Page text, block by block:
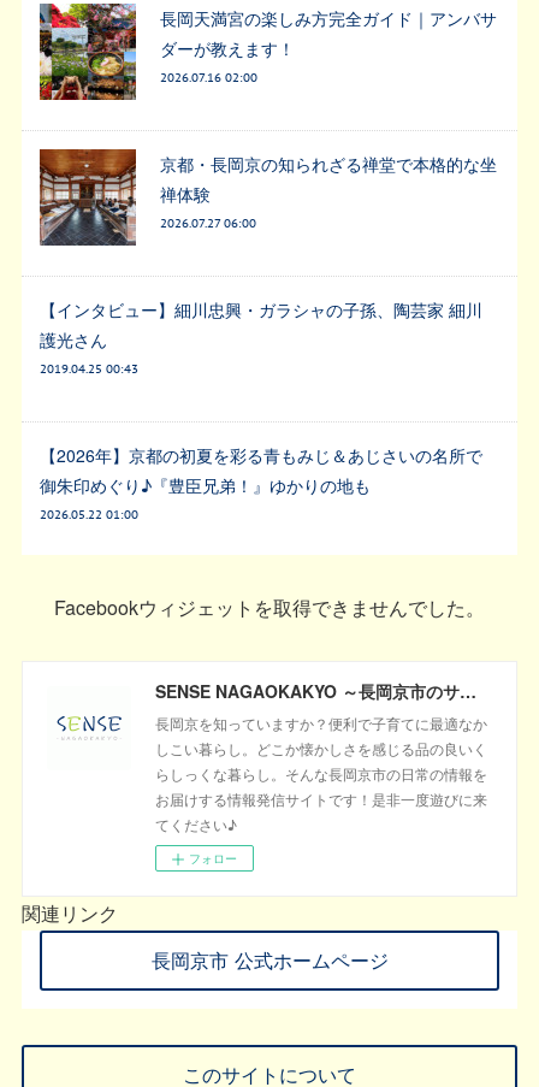
長岡天満宮の楽しみ方完全ガイド｜アンバサ
ダーが教えます！
2026.07.16 02:00
京都・長岡京の知られざる禅堂で本格的な坐
禅体験
2026.07.27 06:00
【インタビュー】細川忠興・ガラシャの子孫、陶芸家 細川
護光さん
2019.04.25 00:43
【2026年】京都の初夏を彩る青もみじ＆あじさいの名所で
御朱印めぐり♪『豊臣兄弟！』ゆかりの地も
2026.05.22 01:00
Facebookウィジェットを取得できませんでした。
SENSE NAGAOKAKYO ～長岡京市のサブサイト～
長岡京を知っていますか？便利で子育てに最適なか
しこい暮らし。どこか懐かしさを感じる品の良いく
らしっくな暮らし。そんな長岡京市の日常の情報を
お届けする情報発信サイトです！是非一度遊びに来
てください♪
フォロー
関連リンク
長岡京市 公式ホームページ
このサイトについて